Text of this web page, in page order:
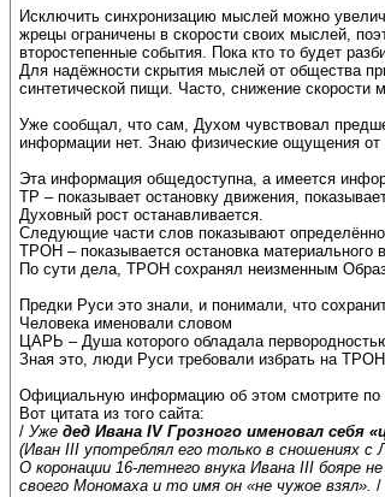
Исключить синхронизацию мыслей можно
жрецы ограничены в скорости своих мыслей,
второстепенные события. Пока кто то будет
Для надёжности скрытия мыслей от общества
синтетической пищи. Часто, снижение скорости
Уже сообщал, что сам, Духом чувствовал
информации нет. Знаю физические ощущения от
Эта информация общедоступна, а имеется
ТР – показывает остановку движения,
Духовный рост останавливается.
Следующие части слов показывают
ТРОН – показывается остановка
По сути дела, ТРОН сохранял неизменным
Предки Руси это знали, и понимали, что
Человека именовали словом
ЦАРЬ – Душа которого обладала
Зная это, люди Руси требовали избрать на
Официальную информацию об этом смотрите по
Вот цитата из того сайта:
/ Уже дед Ивана IV Грозного именовал себя
(Иван III употреблял его только в сношениях с
О коронации 16-летнего внука Ивана III бояре
своего Мономаха и то имя он «не чужое взял». /